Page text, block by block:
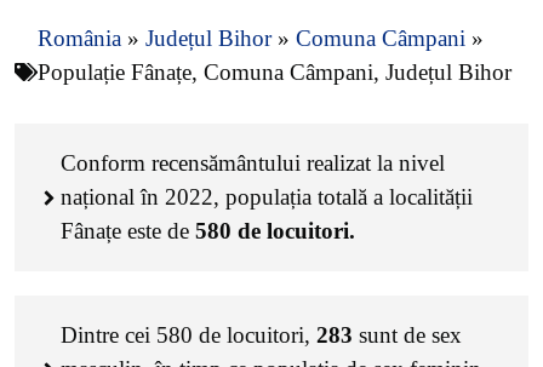
România » Județul Bihor» Comuna Câmpani »
Populație Fânațe, Comuna Câmpani, Județul Bihor
Conform recensământului realizat la nivel
național în 2022, populația totală a localității
Fânațe este de 580 de locuitori.
Dintre cei 580 de locuitori, 283 sunt de sex